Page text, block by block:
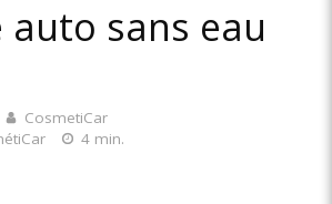
auto sans eau
CosmetiCar
4 min.